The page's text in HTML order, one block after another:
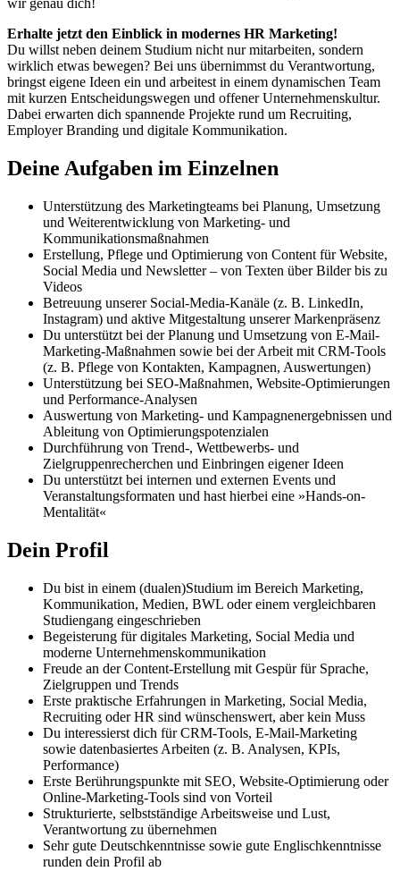
wir genau dich!
Erhalte jetzt den Einblick in modernes HR Marketing!
Du willst neben deinem Studium nicht nur mitarbeiten, sondern
wirklich etwas bewegen? Bei uns übernimmst du Verantwortung,
bringst eigene Ideen ein und arbeitest in einem dynamischen Team
mit kurzen Entscheidungswegen und offener Unternehmenskultur.
Dabei erwarten dich spannende Projekte rund um Recruiting,
Employer Branding und digitale Kommunikation.
Deine Aufgaben im Einzelnen
Unterstützung des Marketingteams bei Planung, Umsetzung
und Weiterentwicklung von Marketing- und
Kommunikationsmaßnahmen
Erstellung, Pflege und Optimierung von Content für Website,
Social Media und Newsletter – von Texten über Bilder bis zu
Videos
Betreuung unserer Social-Media-Kanäle (z. B. LinkedIn,
Instagram) und aktive Mitgestaltung unserer Markenpräsenz
Du unterstützt bei der Planung und Umsetzung von E-Mail-
Marketing-Maßnahmen sowie bei der Arbeit mit CRM-Tools
(z. B. Pflege von Kontakten, Kampagnen, Auswertungen)
Unterstützung bei SEO-Maßnahmen, Website-Optimierungen
und Performance-Analysen
Auswertung von Marketing- und Kampagnenergebnissen und
Ableitung von Optimierungspotenzialen
Durchführung von Trend-, Wettbewerbs- und
Zielgruppenrecherchen und Einbringen eigener Ideen
Du unterstützt bei internen und externen Events und
Veranstaltungsformaten und hast hierbei eine »Hands-on-
Mentalität«
Dein Profil
Du bist in einem (dualen)Studium im Bereich Marketing,
Kommunikation, Medien, BWL oder einem vergleichbaren
Studiengang eingeschrieben
Begeisterung für digitales Marketing, Social Media und
moderne Unternehmenskommunikation
Freude an der Content-Erstellung mit Gespür für Sprache,
Zielgruppen und Trends
Erste praktische Erfahrungen in Marketing, Social Media,
Recruiting oder HR sind wünschenswert, aber kein Muss
Du interessierst dich für CRM-Tools, E-Mail-Marketing
sowie datenbasiertes Arbeiten (z. B. Analysen, KPIs,
Performance)
Erste Berührungspunkte mit SEO, Website-Optimierung oder
Online-Marketing-Tools sind von Vorteil
Strukturierte, selbstständige Arbeitsweise und Lust,
Verantwortung zu übernehmen
Sehr gute Deutschkenntnisse sowie gute Englischkenntnisse
runden dein Profil ab